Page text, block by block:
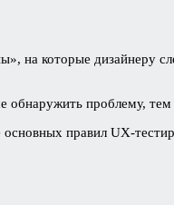
на которые дизайнеру
проблему, тем
правил UX-